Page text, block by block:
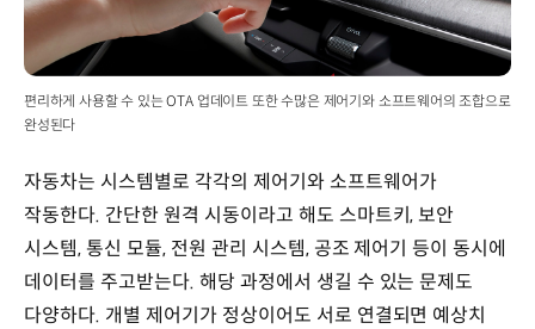
편리하게 사용할 수 있는 OTA 업데이트 또한 수많은 제어기와 소프트웨어의 조합으로
완성된다
자동차는 시스템별로 각각의 제어기와 소프트웨어가
작동한다. 간단한 원격 시동이라고 해도 스마트키, 보안
시스템, 통신 모듈, 전원 관리 시스템, 공조 제어기 등이 동시에
데이터를 주고받는다. 해당 과정에서 생길 수 있는 문제도
다양하다. 개별 제어기가 정상이어도 서로 연결되면 예상치